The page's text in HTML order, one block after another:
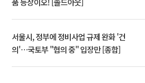
서울시, 정부에 정비사업 규제 완화 '건
의'⋯국토부 "협의 중" 입장만 [종합]